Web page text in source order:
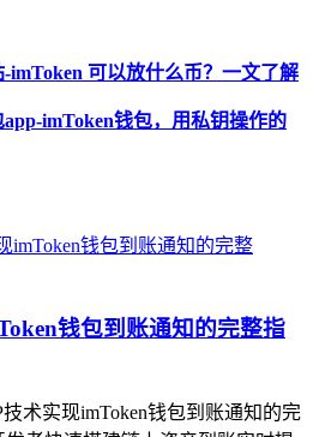
imToken 可以放什么币？一文了解
imToken钱包，用私钥操作的
钱包到账通知的完整指
术实现imToken钱包到账通知的完